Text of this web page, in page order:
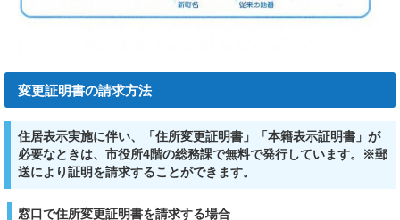
変更証明書の請求方法
住居表示実施に伴い、「住所変更証明書 」「本籍表示証明書 」が
必要なときは、市役所4階の総務課で無料で発行しています。
※郵
送により証明を請求することができます。
窓口で住所変更証明書を請求する場合